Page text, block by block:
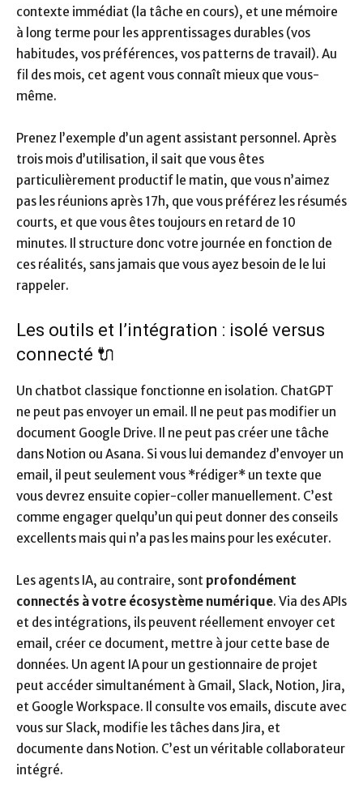
contexte immédiat (la tâche en cours), et une mémoire
à long terme pour les apprentissages durables (vos
habitudes, vos préférences, vos patterns de travail). Au
fil des mois, cet agent vous connaît mieux que vous-
même.
Prenez l’exemple d’un agent assistant personnel. Après
trois mois d’utilisation, il sait que vous êtes
particulièrement productif le matin, que vous n’aimez
pas les réunions après 17h, que vous préférez les résumés
courts, et que vous êtes toujours en retard de 10
minutes. Il structure donc votre journée en fonction de
ces réalités, sans jamais que vous ayez besoin de le lui
rappeler.
Les outils et l’intégration : isolé versus
connecté 🔌
Un chatbot classique fonctionne en isolation. ChatGPT
ne peut pas envoyer un email. Il ne peut pas modifier un
document Google Drive. Il ne peut pas créer une tâche
dans Notion ou Asana. Si vous lui demandez d’envoyer un
email, il peut seulement vous *rédiger* un texte que
vous devrez ensuite copier-coller manuellement. C’est
comme engager quelqu’un qui peut donner des conseils
excellents mais qui n’a pas les mains pour les exécuter.
Les agents IA, au contraire, sont profondément
connectés à votre écosystème numérique. Via des APIs
et des intégrations, ils peuvent réellement envoyer cet
email, créer ce document, mettre à jour cette base de
données. Un agent IA pour un gestionnaire de projet
peut accéder simultanément à Gmail, Slack, Notion, Jira,
et Google Workspace. Il consulte vos emails, discute avec
vous sur Slack, modifie les tâches dans Jira, et
documente dans Notion. C’est un véritable collaborateur
intégré.